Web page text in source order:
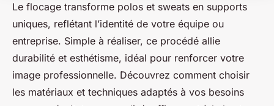
Le flocage transforme polos et sweats en supports
uniques, reflétant l’identité de votre équipe ou
entreprise. Simple à réaliser, ce procédé allie
durabilité et esthétisme, idéal pour renforcer votre
image professionnelle. Découvrez comment choisir
les matériaux et techniques adaptés à vos besoins